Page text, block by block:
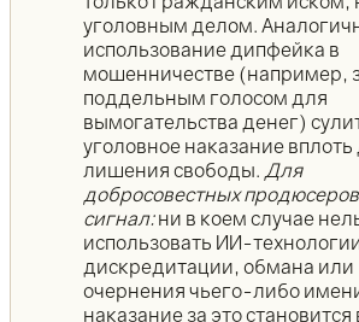
уголовным делом.
использование дипфейка в
мошенничестве (например,
поддельным голосом для
вымогательства денег)
уголовное наказание вплоть
лишения свободы. Для
добросовестных
сигнал:ни в коем случае
использовать ИИ-
дискредитации, обмана или
очернения чьего-либо
наказание за это становится